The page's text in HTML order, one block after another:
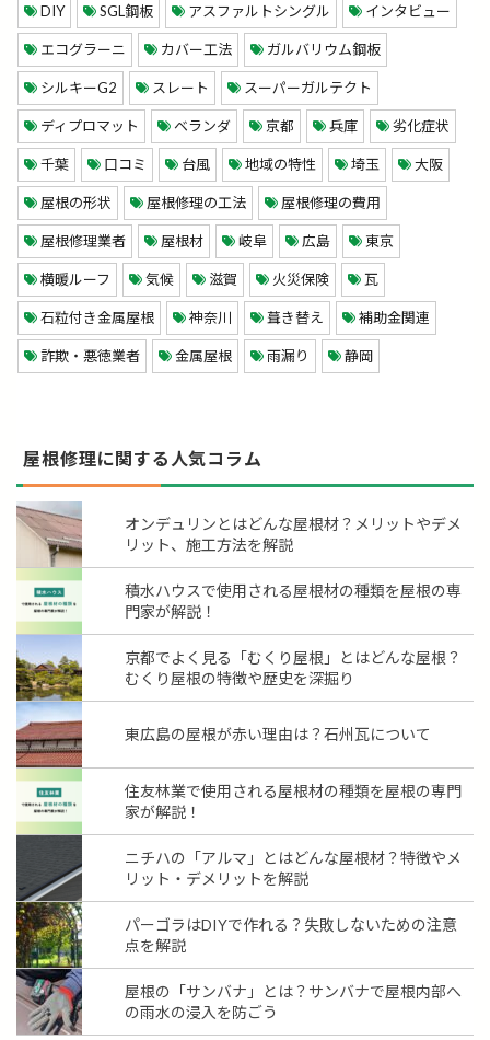
DIY SGL鋼板 アスファルトシングル インタビュー
エコグラーニ カバー工法 ガルバリウム鋼板
シルキーG2 スレート スーパーガルテクト
ディプロマット ベランダ 京都 兵庫 劣化症状
千葉 口コミ 台風 地域の特性 埼玉 大阪
屋根の形状 屋根修理の工法 屋根修理の費用
屋根修理業者 屋根材 岐阜 広島 東京
横暖ルーフ 気候 滋賀 火災保険 瓦
石粒付き金属屋根 神奈川 葺き替え 補助金関連
詐欺・悪徳業者 金属屋根 雨漏り 静岡
屋根修理に関する人気コラム
オンデュリンとはどんな屋根材？メリットやデメ
リット、施工方法を解説
積水ハウスで使用される屋根材の種類を屋根の専
門家が解説！
京都でよく見る「むくり屋根」とはどんな屋根？
むくり屋根の特徴や歴史を深掘り
東広島の屋根が赤い理由は？石州瓦について
住友林業で使用される屋根材の種類を屋根の専門
家が解説！
ニチハの「アルマ」とはどんな屋根材？特徴やメ
リット・デメリットを解説
パーゴラはDIYで作れる？失敗しないための注意
点を解説
屋根の「サンバナ」とは？サンバナで屋根内部へ
の雨水の浸入を防ごう